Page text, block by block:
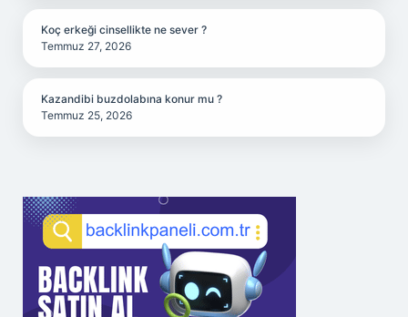
Koç erkeği cinsellikte ne sever ?
Temmuz 27, 2026
Kazandibi buzdolabına konur mu ?
Temmuz 25, 2026